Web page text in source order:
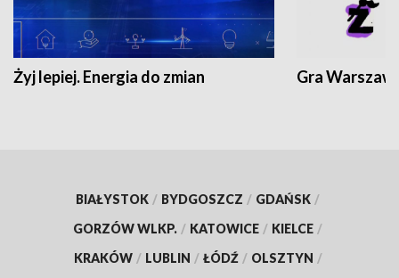
Żyj lepiej. Energia do zmian Gra
BIAŁYSTOK / BYDGOSZCZ / GDAŃSK /
GORZÓW WLKP. / KATOWICE / KIELCE /
KRAKÓW / LUBLIN / ŁÓDŹ / OLSZTYN /